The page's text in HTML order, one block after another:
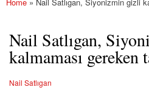
You are here
Nail Satlıgan,
kalmaması gereken
Nail Satlıgan